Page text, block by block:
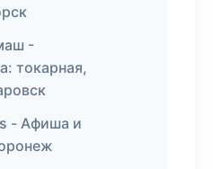
-
токарная,
- Афиша и